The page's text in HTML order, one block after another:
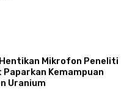
Mikrofon Peneliti
Paparkan Kemampuan
Uranium